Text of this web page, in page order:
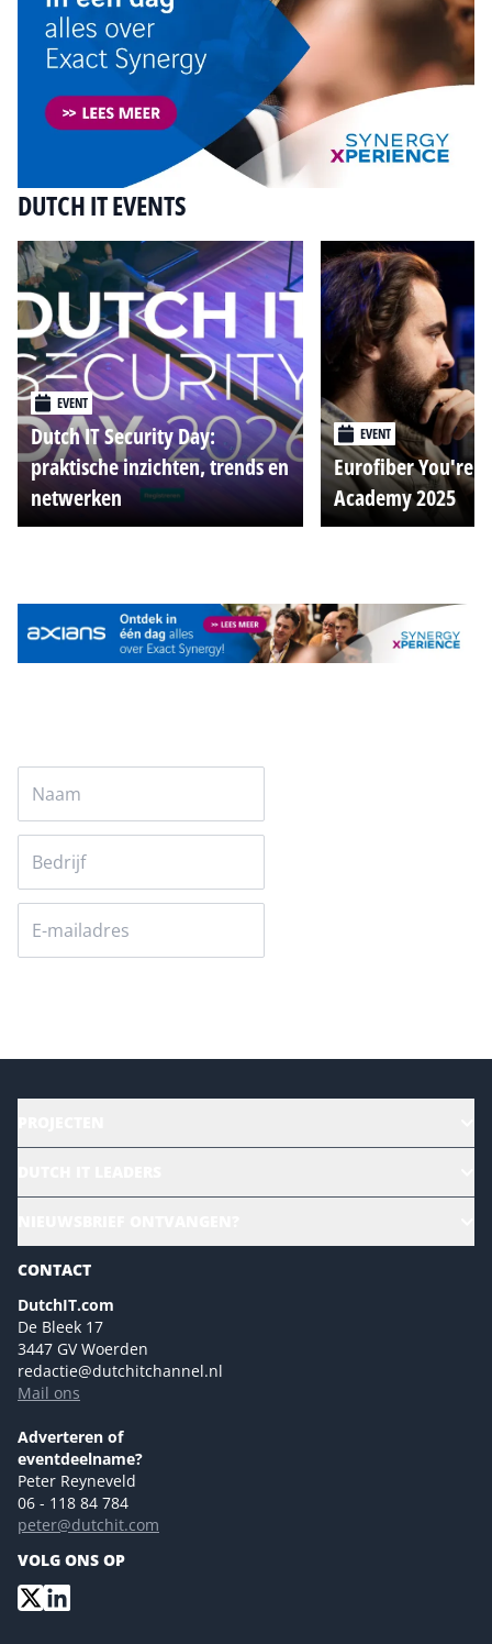
DUTCH IT EVENTS
EVENT
Dutch IT Security Day:
praktische inzichten, trends en
netwerken
EVENT
Eurofiber You're
Academy 2025
Sustainability | Green IT
Marketing- en contentmogelijkheden 2026
Events- en sponsormogelijkheden 2026
Ons team
Colofon
Tip de redactie
Versturen
CONTACT
DutchIT.com
De Bleek 17
3447 GV Woerden
redactie@dutchitchannel.nl
Mail ons
Adverteren of
eventdeelname?
Peter Reyneveld
06 - 118 84 784
peter@dutchit.com
VOLG ONS OP